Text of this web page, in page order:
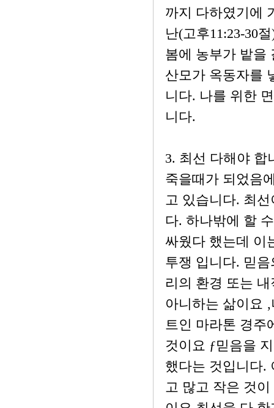
까지 다하였기에
난(고후11:23-30
봄에 농부가 밭을
산모가 옥동자를
니다. 나를 위한
니다.
3. 최선 다해야 합
죽을때가 되었음
고 있습니다. 최
다. 하나밖에 할
싸웠다 했는데 이
투쟁 입니다. 믿
리의 환경 또는
아니하는 삶이요
트인 마라톤 경주
것이요 ƒ믿음을
했다는 것입니다.
고 많고 작은 것